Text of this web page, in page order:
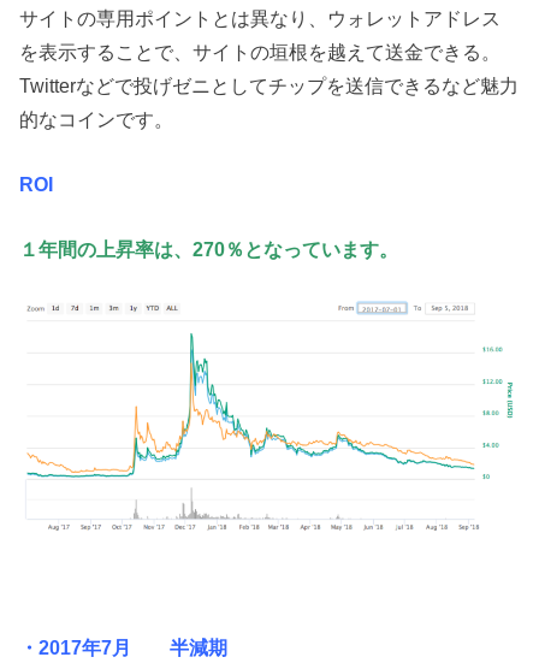
サイトの専用ポイントとは異なり、ウォレットアドレス
を表示することで、サイトの垣根を越えて送金できる。
Twitterなどで投げゼニとしてチップを送信できるなど魅力
的なコインです。
ROI
１年間の上昇率は、270％となっています。
・2017年7月 半減期